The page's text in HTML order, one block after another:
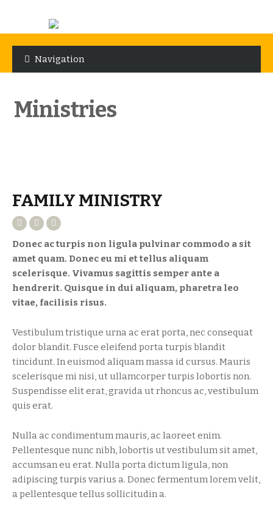
Navigation
Ministries
FAMILY MINISTRY
Donec ac turpis non ligula pulvinar commodo a sit
amet quam. Donec eu mi et tellus aliquam
scelerisque. Vivamus sagittis semper ante a
hendrerit. Quisque in dui aliquam, pharetra leo
vitae, facilisis risus.
Vestibulum tristique urna ac erat porta, nec consequat
dolor blandit. Fusce eleifend porta turpis blandit
tincidunt. In euismod aliquam massa id cursus. Mauris
scelerisque mi nisi, ut ullamcorper turpis lobortis non.
Suspendisse elit erat, gravida ut rhoncus ac, vestibulum
quis erat.
Nulla ac condimentum mauris, ac laoreet enim.
Pellentesque nunc nibh, lobortis ut vestibulum sit amet,
accumsan eu erat. Nulla porta dictum ligula, non
adipiscing turpis varius a. Donec fermentum lorem velit,
a pellentesque tellus sollicitudin a.